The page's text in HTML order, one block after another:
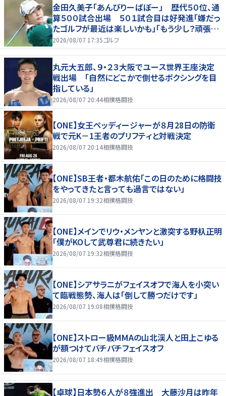
金田久美子「あんびりーばぼー」 歴代５０位、通
算５００試合出場 ５０１試合目は好発進「嫌だっ
たゴルフが最近は楽しいかも」「もう少し？頑張り
たいな」
2026/08/07 17:35ゴルフ
丸元大五郎、９・２３大阪でユース世界王座決定
戦出場 「自然にどこかで倒せるボクシングを目
指している」
2026/08/07 20:44相撲格闘技
【ONE】女王ペッディージャーが８月28日の防衛
戦で元K－1王者のプリフティと対戦決定
2026/08/07 20:14相撲格闘技
【ONE】SB王者・都木航佑「この日のために格闘技
をやってきたと言っても過言ではない」
2026/08/07 19:32相撲格闘技
【ONE】メインでリウ・メンヤンと激突する野杁正明
「僕がKOして武尊君に続きたい」
2026/08/07 19:32相撲格闘技
【ONE】シアサラニがフェイスオフで海人を小突い
て臨戦態勢、海人は「倒して勝つだけです」
2026/08/07 19:08相撲格闘技
【ONE】ストロー級MMAの山北渓人と田上こゆる
が額つけてバチバチフェイスオフ
2026/08/07 18:49相撲格闘技
【卓球】日本勢６人が８強進出 大藤沙月は昨年